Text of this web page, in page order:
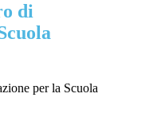
di
per la Scuola